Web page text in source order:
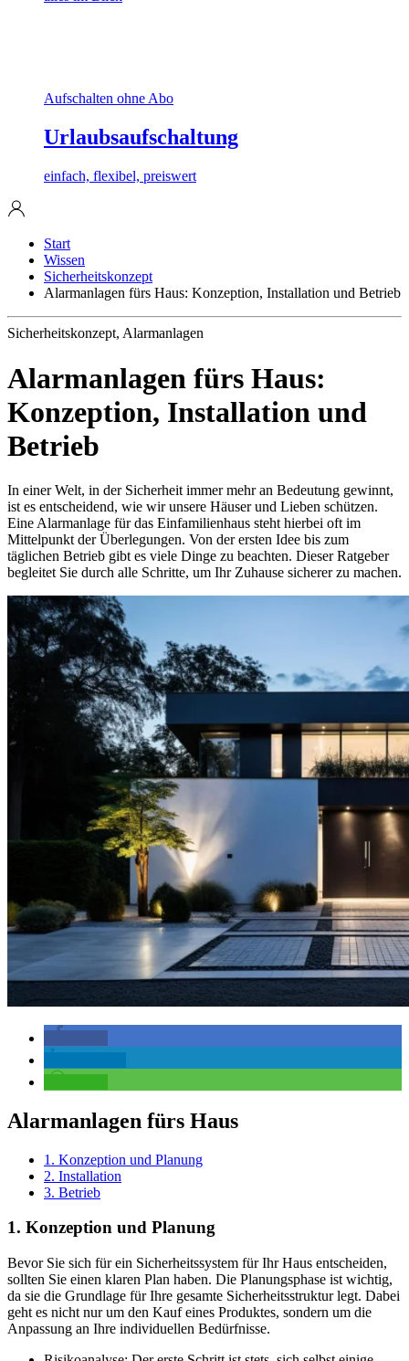
Aufschalten ohne Abo
Urlaubsaufschaltung
einfach, flexibel, preiswert
Start
Wissen
Sicherheitskonzept
Alarmanlagen fürs Haus: Konzeption, Installation und Betrieb
Sicherheitskonzept, Alarmanlagen
Alarmanlagen fürs Haus:
Konzeption, Installation und
Betrieb
In einer Welt, in der Sicherheit immer mehr an Bedeutung gewinnt,
ist es entscheidend, wie wir unsere Häuser und Lieben schützen.
Eine Alarmanlage für das Einfamilienhaus steht hierbei oft im
Mittelpunkt der Überlegungen. Von der ersten Idee bis zum
täglichen Betrieb gibt es viele Dinge zu beachten. Dieser Ratgeber
begleitet Sie durch alle Schritte, um Ihr Zuhause sicherer zu machen.
Alarmanlagen fürs Haus
1. Konzeption und Planung
2. Installation
3. Betrieb
1. Konzeption und Planung
Bevor Sie sich für ein Sicherheitssystem für Ihr Haus entscheiden,
sollten Sie einen klaren Plan haben. Die Planungsphase ist wichtig,
da sie die Grundlage für Ihre gesamte Sicherheitsstruktur legt. Dabei
geht es nicht nur um den Kauf eines Produktes, sondern um die
Anpassung an Ihre individuellen Bedürfnisse.